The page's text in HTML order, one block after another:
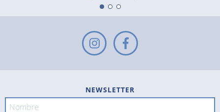
NEWSLETTER